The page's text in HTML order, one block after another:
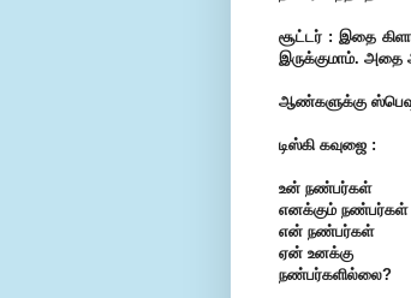
சூட்டர் : இதை
இருக்குமாம்.
ஆண்களுக்கு
டிஸ்கி கவுஜை :
உன் நண்பர்கள்
எனக்கும் நண்பர்கள்
என் நண்பர்கள்
ஏன் உனக்கு
நண்பர்களில்லை?